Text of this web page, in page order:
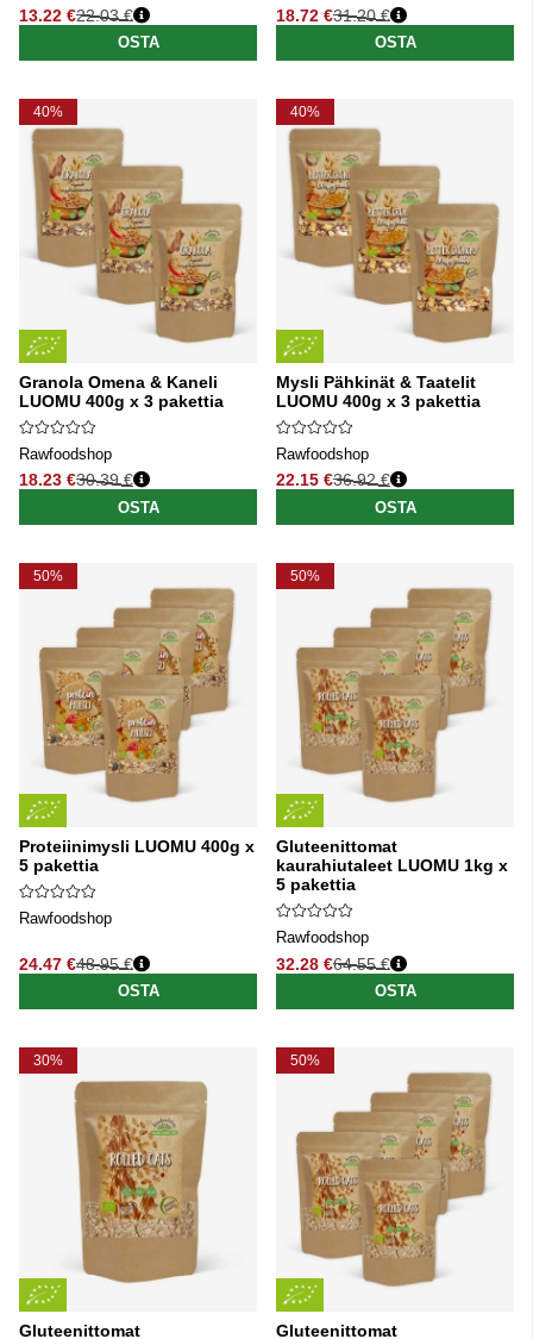
13.22 €
Normaali hinta
22.03 €
OSTA
18.72 €
Normaali hinta
31.20 €
OSTA
40%
Granola Omena & Kaneli
LUOMU 400g x 3 pakettia
Rawfoodshop
18.23 €
Normaali hinta
30.39 €
OSTA
40%
Mysli Pähkinät & Taatelit
LUOMU 400g x 3 pakettia
Rawfoodshop
22.15 €
Normaali hinta
36.92 €
OSTA
50%
Proteiinimysli LUOMU 400g x
5 pakettia
Rawfoodshop
24.47 €
Normaali hinta
48.95 €
OSTA
50%
Gluteenittomat
kaurahiutaleet LUOMU 1kg x
5 pakettia
Rawfoodshop
32.28 €
Normaali hinta
64.55 €
OSTA
30%
Gluteenittomat
50%
Gluteenittomat